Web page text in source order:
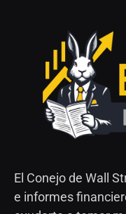
El Conejo de Wall
e informes